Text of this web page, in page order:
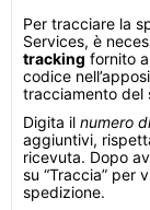
Per tracciare la
Services, è
tracking fornito
codice
tracciamento del
Digita il numero
aggiuntivi,
ricevuta. Dopo
su “Traccia” per
spedizione.